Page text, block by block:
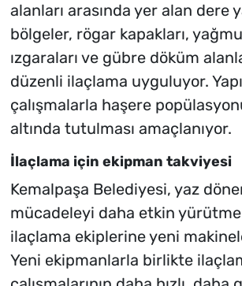
alanları arasında yer alan dere
bölgeler, rögar kapakları,
ızgaraları ve gübre döküm
düzenli ilaçlama uyguluyor.
çalışmalarla haşere
altında tutulması amaçlanıyor.
İlaçlama için ekipman takviyesi
Kemalpaşa Belediyesi, yaz
mücadeleyi daha etkin
ilaçlama ekiplerine yeni
Yeni ekipmanlarla birlikte